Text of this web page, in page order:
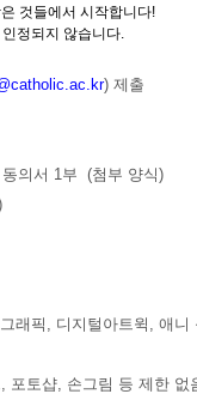
것들에서 시작합니다!
정되지 않습니다.
) 제출
의서 1부 (첨부 양식)
픽, 디지털아트윅, 애니
토샵, 손그림 등 제한 없